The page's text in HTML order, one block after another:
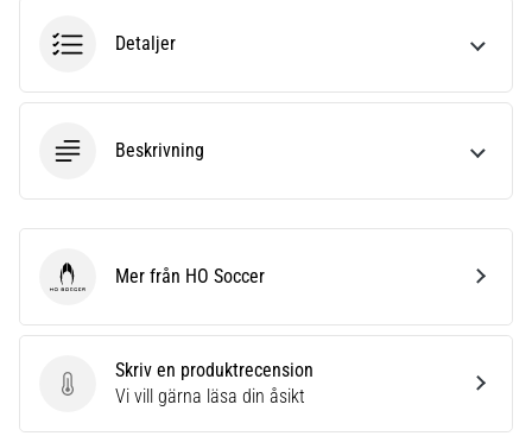
Detaljer
Beskrivning
Skriv en produktrecension
Skriv en produktrecension
Vi vill gärna läsa din åsikt
HO SoccerMer från HO Soccer